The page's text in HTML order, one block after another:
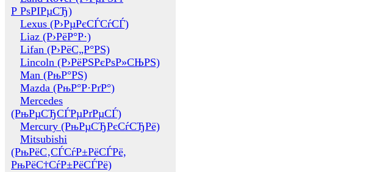
Р РѕРІРµСЂ)
Lexus (Р›РµРєСЃСѓСЃ)
Liaz (Р›РёР°Р·)
Lifan (Р›РёС„Р°РЅ)
Lincoln (Р›РёРЅРєРѕР»СЊРЅ)
Man (РњР°РЅ)
Mazda (РњР°Р·РґР°)
Mercedes
(РњРµСЂСЃРµРґРµСЃ)
Mercury (РњРµСЂРєСѓСЂРё)
Mitsubishi
(РњРёС‚СЃСѓР±РёСЃРё,
РњРёС†СѓР±РёСЃРё)